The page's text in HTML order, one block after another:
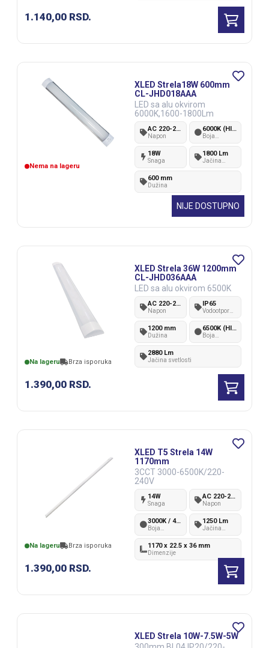
1.140,00 RSD.
Nema na lageru
XLED Strela18W 600mm
CL-JHD018AAA
LED sa alu okvirom
6000K,1600-1800Lm
AC 220-240V
Napon
6000K (Hladno bela)
Boja
18W
Snaga
1800 Lm
Jačina
600 mm
Dužina
NIJE DOSTUPNO
Na lageru Brza isporuka
1.390,00 RSD.
XLED Strela 36W 1200mm
CL-JHD036AAA
LED sa alu okvirom 6500K
AC 220-240V
Napon
IP65
Vodootpornost
1200 mm
Dužina
6500K (Hladno bela)
Boja
2880 Lm
Jačina svetlosti
Na lageru Brza isporuka
1.390,00 RSD.
XLED T5 Strela 14W
1170mm
3CCT 3000-6500K/220-
240V
14W
Snaga
AC 220-240V
Napon
3000K / 4000K / 6500K
Boja
1250 Lm
Jačina
1170 x 22.5 x 36 mm
Dimenzije
XLED Strela 10W-7.5W-5W